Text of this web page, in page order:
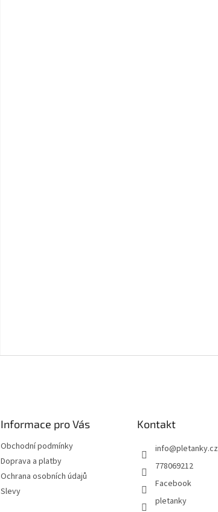
Informace pro Vás
Obchodní podmínky
Doprava a platby
Ochrana osobních údajů
Slevy
Kontakt
info@pletanky.cz
778069212
Facebook
pletanky